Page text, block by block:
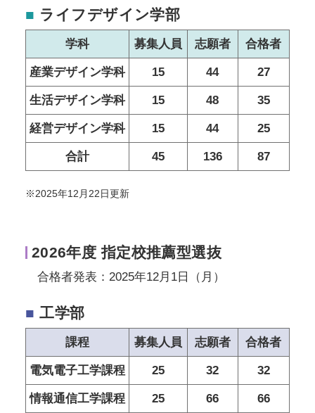
■ ライフデザイン学部
学科 募集人員 志願者 合格者
産業デザイン学科 15 44 27
生活デザイン学科 15 48 35
経営デザイン学科 15 44 25
合計 45 136 87
※2025年12月22日更新
2026年度 指定校推薦型選抜
合格者発表：2025年12月1日（月）
■ 工学部
課程 募集人員 志願者 合格者
電気電子工学課程 25 32 32
情報通信工学課程 25 66 66